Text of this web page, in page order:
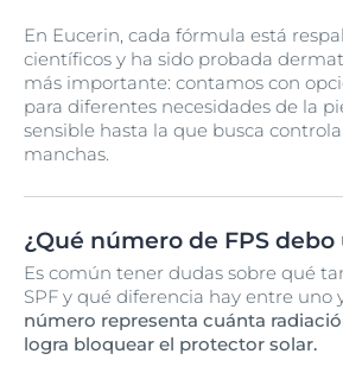
En Eucerin, cada fórmula está
científicos y ha sido probada
más importante: contamos con
para diferentes necesidades de la
sensible hasta la que busca
manchas.
¿Qué número de FPS debo
Es común tener dudas sobre qué
SPF y qué diferencia hay entre uno
número representa cuánta
logra bloquear el protector solar.